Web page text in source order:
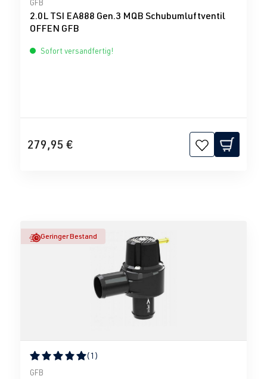
GFB
2.0L TSI EA888 Gen.3 MQB Schubumluftventil
OFFEN GFB
Sofort versandfertig!
279,95 €
Geringer Bestand
Durchschnittliche Bewertung von 5 von 5 Sternen
(1)
GFB